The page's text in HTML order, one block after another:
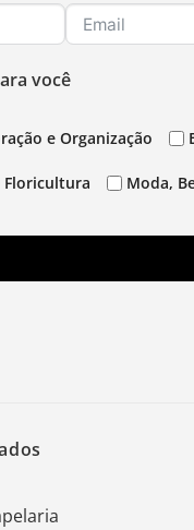
você
e Organização
Floricultura Moda,